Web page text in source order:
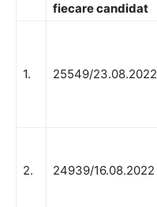
fiecare candidat
1. 25549/23.08.2022
2. 24939/16.08.2022